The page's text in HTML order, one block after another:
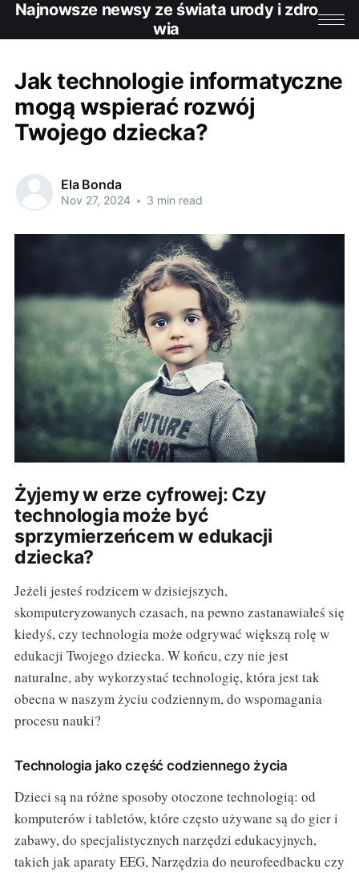
Najnowsze newsy ze świata urody i zdro
wia
Jak technologie informatyczne
mogą wspierać rozwój
Twojego dziecka?
Ela Bonda
Nov 27, 2024 • 3 min read
Żyjemy w erze cyfrowej: Czy
technologia może być
sprzymierzeńcem w edukacji
dziecka?
Jeżeli jesteś rodzicem w dzisiejszych,
skomputeryzowanych czasach, na pewno zastanawiałeś się
kiedyś, czy technologia może odgrywać większą rolę w
edukacji Twojego dziecka. W końcu, czy nie jest
naturalne, aby wykorzystać technologię, która jest tak
obecna w naszym życiu codziennym, do wspomagania
procesu nauki?
Technologia jako część codziennego życia
Dzieci są na różne sposoby otoczone technologią: od
komputerów i tabletów, które często używane są do gier i
zabawy, do specjalistycznych narzędzi edukacyjnych,
takich jak aparaty EEG, Narzędzia do neurofeedbacku czy